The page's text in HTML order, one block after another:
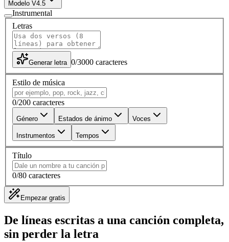
Modelo V4.5
Instrumental
Letras
Generar letra 0/3000 caracteres
Estilo de música
0/200 caracteres
Género Estados de ánimo Voces
Instrumentos Tempos
Título
0/80 caracteres
Empezar gratis
De líneas escritas a una canción completa,
sin perder la letra